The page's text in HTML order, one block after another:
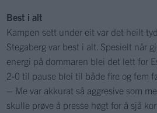
Best i alt
Kampen sett under eit var det heilt
Stegaberg var best i alt. Spesielt når
energi på dommaren blei det lett for
2-0 til pause blei til både fire og fem
– Me var akkurat så aggresive som
skulle prøve å presse høgt for å sjå